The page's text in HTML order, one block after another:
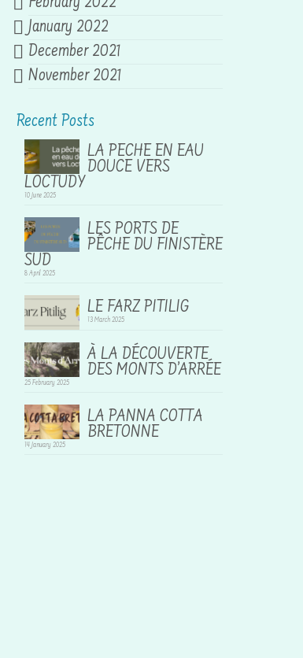
January 2022
December 2021
November 2021
Recent Posts
LA PECHE EN EAU
DOUCE VERS
LOCTUDY
10 June 2025
LES PORTS DE
PÊCHE DU FINISTÈRE
SUD
8 April 2025
LE FARZ PITILIG
13 March 2025
À LA DÉCOUVERTE
DES MONTS D’ARRÉE
25 February 2025
LA PANNA COTTA
BRETONNE
14 January 2025